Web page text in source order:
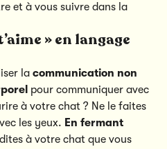
et à vous suivre dans la
» en langage
la communication non
pour communiquer avec
à votre chat ? Ne le faites
les yeux. En fermant
à votre chat que vous